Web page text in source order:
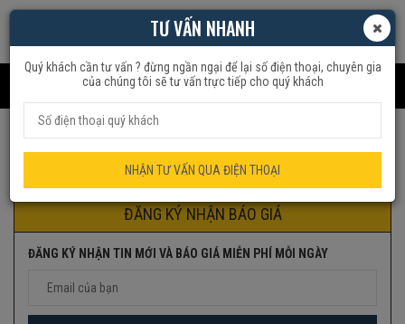
ĐĂNG KÝ NHẬN BÁO GIÁ
ĐĂNG KÝ NHẬN TIN MỚI VÀ BÁO GIÁ MIỄN PHÍ MỖI NGÀY
TƯ VẤN NHANH
Quý khách cần tư vấn ? đừng ngần ngại để lại số điện thoại, chuyên gia
của chúng tôi sẽ tư vấn trực tiếp cho quý khách
NHẬN TƯ VẤN QUA ĐIỆN THOẠI